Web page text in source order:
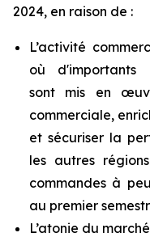
2024, en raison de :
L’activité
où d'importants
sont mis en
commerciale,
et sécuriser la
les autres
commandes à
au premier
L’atonie du